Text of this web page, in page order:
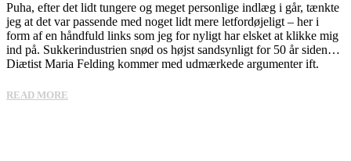
Puha, efter det lidt tungere og meget personlige indlæg i går, tænkte
jeg at det var passende med noget lidt mere letfordøjeligt – her i
form af en håndfuld links som jeg for nyligt har elsket at klikke mig
ind på. Sukkerindustrien snød os højst sandsynligt for 50 år siden…
Diætist Maria Felding kommer med udmærkede argumenter ift.
READ MORE